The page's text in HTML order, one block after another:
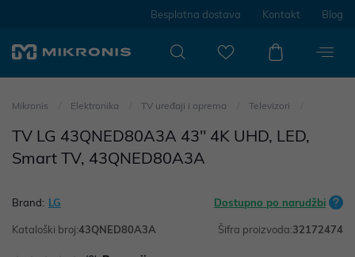
Besplatna dostava Kontakt Blog
Mikronis Elektronika TV uređaji i oprema Televizori
TV LG 43QNED80A3A 43" 4K UHD, LED,
Smart TV, 43QNED80A3A
Brand: LG Dostupno po narudžbi
Kataloški broj:43QNED80A3A Šifra proizvoda:32172474